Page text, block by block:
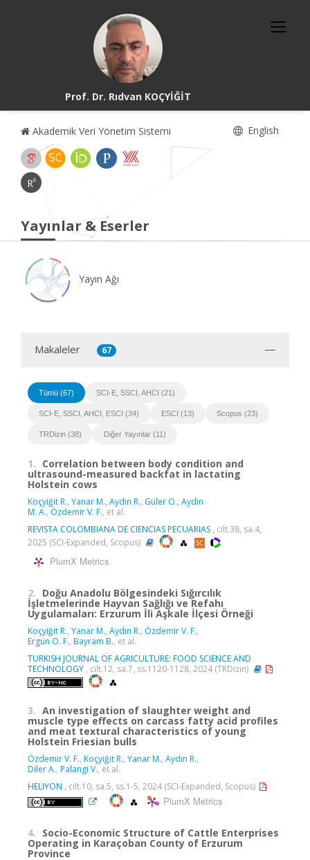
Prof. Dr. Rıdvan KOÇYİĞİT
Akademik Veri Yönetim Sistemi English
Yayınlar & Eserler
Yayın Ağı
Makaleler 67
Tümü (67) SCI-E, SSCI, AHCI (21)
SCI-E, SSCI, AHCI, ESCI (34) ESCI (13) Scopus (23)
TRDizin (38) Diğer Yayınlar (11)
1. Correlation between body condition and
ultrasound-measured backfat in lactating
Holstein cows
Koçyiğit R., Yanar M., Aydın R., Güler O., Aydin
M. A., Özdemir V. F., et al.
REVISTA COLOMBIANA DE CIENCIAS PECUARIAS , cilt.38, sa.4,
2025 (SCI-Expanded, Scopus)
PlumX Metrics
2. Doğu Anadolu Bölgesindeki Sığırcılık
İşletmelerinde Hayvan Sağlığı ve Refahı
Uygulamaları: Erzurum İli Aşkale İlçesi Örneği
Koçyiğit R., Yanar M., Aydın R., Özdemir V. F.,
Ergün O. F., Bayram B., et al.
TURKISH JOURNAL OF AGRICULTURE: FOOD SCIENCE AND
TECHNOLOGY , cilt.12, sa.7, ss.1120-1128, 2024 (TRDizin)
3. An investigation of slaughter weight and
muscle type effects on carcass fatty acid profiles
and meat textural characteristics of young
Holstein Friesian bulls
Özdemir V. F., Koçyiğit R., Yanar M., Aydın R.,
Diler A., Palangi V., et al.
HELIYON , cilt.10, sa.5, ss.1-5, 2024 (SCI-Expanded, Scopus)
PlumX Metrics
4. Socio-Economic Structure of Cattle Enterprises
Operating in Karaçoban County of Erzurum
Province